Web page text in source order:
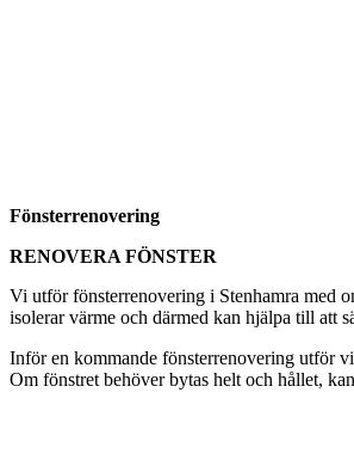
Fönsterrenovering
RENOVERA FÖNSTER
Vi utför fönsterrenovering i Stenhamra med
isolerar värme och därmed kan hjälpa till att
Inför en kommande fönsterrenovering utför
Om fönstret behöver bytas helt och hållet,